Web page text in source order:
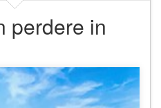
perdere in